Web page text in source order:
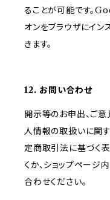
ることが可能です。
オンをブラウザにイ
きます。
12. お問い合わせ
開示等のお申出、ご
人情報の取扱いに関す
定商取引法に基づく
くか、ショップページ
合わせください。